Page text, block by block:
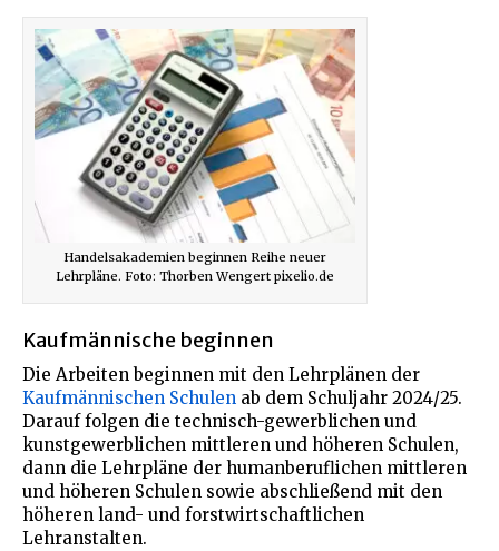
Handelsakademien beginnen Reihe neuer
Lehrpläne. Foto: Thorben Wengert pixelio.de
Kaufmännische beginnen
Die Arbeiten beginnen mit den Lehrplänen der
Kaufmännischen Schulen ab dem Schuljahr 2024/25.
Darauf folgen die technisch-gewerblichen und
kunstgewerblichen mittleren und höheren Schulen,
dann die Lehrpläne der humanberuflichen mittleren
und höheren Schulen sowie abschließend mit den
höheren land- und forstwirtschaftlichen
Lehranstalten.